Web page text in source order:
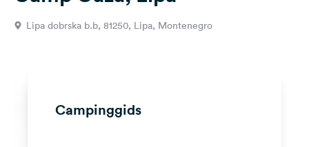
Vragen &
Feedback
Lipa dobrska b.b, 81250, Lipa, Montenegro
Campinggids